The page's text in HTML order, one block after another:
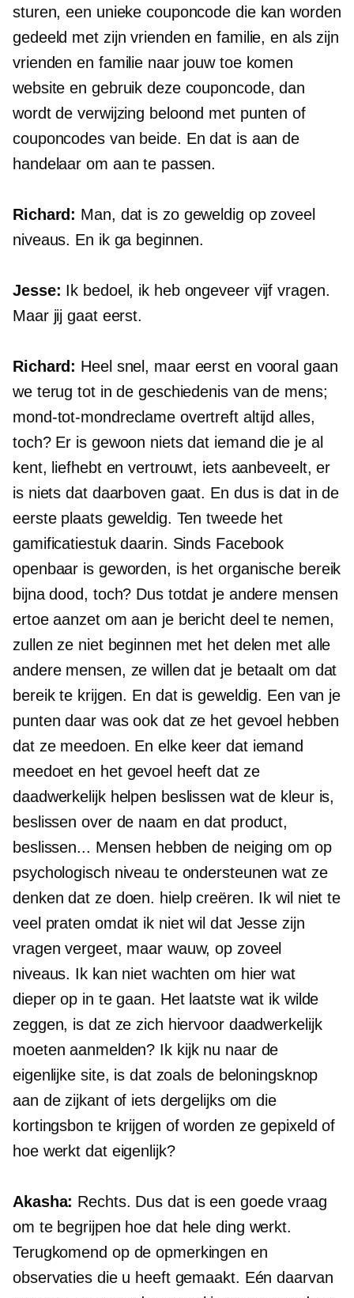
sturen, een unieke couponcode die kan worden
gedeeld met zijn vrienden en familie, en als zijn
vrienden en familie naar jouw toe komen
website en gebruik deze couponcode, dan
wordt de verwijzing beloond met punten of
couponcodes van beide. En dat is aan de
handelaar om aan te passen.
Richard: Man, dat is zo geweldig op zoveel
niveaus. En ik ga beginnen.
Jesse: Ik bedoel, ik heb ongeveer vijf vragen.
Maar jij gaat eerst.
Richard: Heel snel, maar eerst en vooral gaan
we terug tot in de geschiedenis van de mens;
mond-tot-mondreclame overtreft altijd alles,
toch? Er is gewoon niets dat iemand die je al
kent, liefhebt en vertrouwt, iets aanbeveelt, er
is niets dat daarboven gaat. En dus is dat in de
eerste plaats geweldig. Ten tweede het
gamificatiestuk daarin. Sinds Facebook
openbaar is geworden, is het organische bereik
bijna dood, toch? Dus totdat je andere mensen
ertoe aanzet om aan je bericht deel te nemen,
zullen ze niet beginnen met het delen met alle
andere mensen, ze willen dat je betaalt om dat
bereik te krijgen. En dat is geweldig. Een van je
punten daar was ook dat ze het gevoel hebben
dat ze meedoen. En elke keer dat iemand
meedoet en het gevoel heeft dat ze
daadwerkelijk helpen beslissen wat de kleur is,
beslissen over de naam en dat product,
beslissen... Mensen hebben de neiging om op
psychologisch niveau te ondersteunen wat ze
denken dat ze doen. hielp creëren. Ik wil niet te
veel praten omdat ik niet wil dat Jesse zijn
vragen vergeet, maar wauw, op zoveel
niveaus. Ik kan niet wachten om hier wat
dieper op in te gaan. Het laatste wat ik wilde
zeggen, is dat ze zich hiervoor daadwerkelijk
moeten aanmelden? Ik kijk nu naar de
eigenlijke site, is dat zoals de beloningsknop
aan de zijkant of iets dergelijks om die
kortingsbon te krijgen of worden ze gepixeld of
hoe werkt dat eigenlijk?
Akasha: Rechts. Dus dat is een goede vraag
om te begrijpen hoe dat hele ding werkt.
Terugkomend op de opmerkingen en
observaties die u heeft gemaakt. Eén daarvan